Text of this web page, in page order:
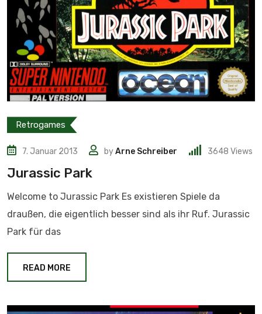
Retrogames
7. Januar 2013 byArne Schreiber 3648 Views
Jurassic Park
Welcome to Jurassic Park Es existieren Spiele da
draußen, die eigentlich besser sind als ihr Ruf. Jurassic
Park für das
READ MORE